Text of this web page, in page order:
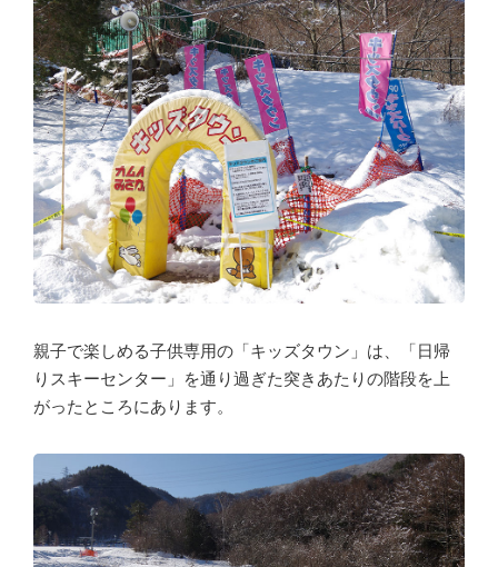
親子で楽しめる子供専用の「キッズタウン」は、「日帰
りスキーセンター」を通り過ぎた突きあたりの階段を上
がったところにあります。